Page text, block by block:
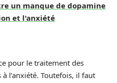
un manque de dopamine
et l'anxiété
pour le traitement des
l’anxiété. Toutefois, il faut